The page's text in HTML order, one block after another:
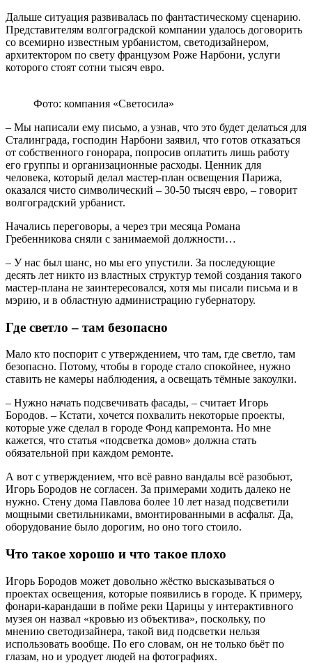
Дальше ситуация развивалась по фантастическому сценарию.
Представителям волгоградской компании удалось договорить
со всемирно известным урбанистом, светодизайнером,
архитектором по свету французом Роже Нарбони, услуги
которого стоят сотни тысяч евро.
Фото: компания «Светосила»
– Мы написали ему письмо, а узнав, что это будет делаться для
Сталинграда, господин Нарбони заявил, что готов отказаться
от собственного гонорара, попросив оплатить лишь работу
его группы и организационные расходы. Ценник для
человека, который делал мастер-план освещения Парижа,
оказался чисто символический – 30-50 тысяч евро, – говорит
волгоградский урбанист.
Начались переговоры, а через три месяца Романа
Гребенникова сняли с занимаемой должности…
– У нас был шанс, но мы его упустили. За последующие
десять лет никто из властных структур темой создания такого
мастер-плана не заинтересовался, хотя мы писали письма и в
мэрию, и в областную администрацию губернатору.
Где светло – там безопасно
Мало кто поспорит с утверждением, что там, где светло, там
безопасно. Потому, чтобы в городе стало спокойнее, нужно
ставить не камеры наблюдения, а освещать тёмные закоулки.
– Нужно начать подсвечивать фасады, – считает Игорь
Бородов. – Кстати, хочется похвалить некоторые проекты,
которые уже сделал в городе Фонд капремонта. Но мне
кажется, что статья «подсветка домов» должна стать
обязательной при каждом ремонте.
А вот с утверждением, что всё равно вандалы всё разобьют,
Игорь Бородов не согласен. За примерами ходить далеко не
нужно. Стену дома Павлова более 10 лет назад подсветили
мощными светильниками, вмонтированными в асфальт. Да,
оборудование было дорогим, но оно того стоило.
Что такое хорошо и что такое плохо
Игорь Бородов может довольно жёстко высказываться о
проектах освещения, которые появились в городе. К примеру,
фонари-карандаши в пойме реки Царицы у интерактивного
музея он назвал «кровью из объектива», поскольку, по
мнению светодизайнера, такой вид подсветки нельзя
использовать вообще. По его словам, он не только бьёт по
глазам, но и уродует людей на фотографиях.